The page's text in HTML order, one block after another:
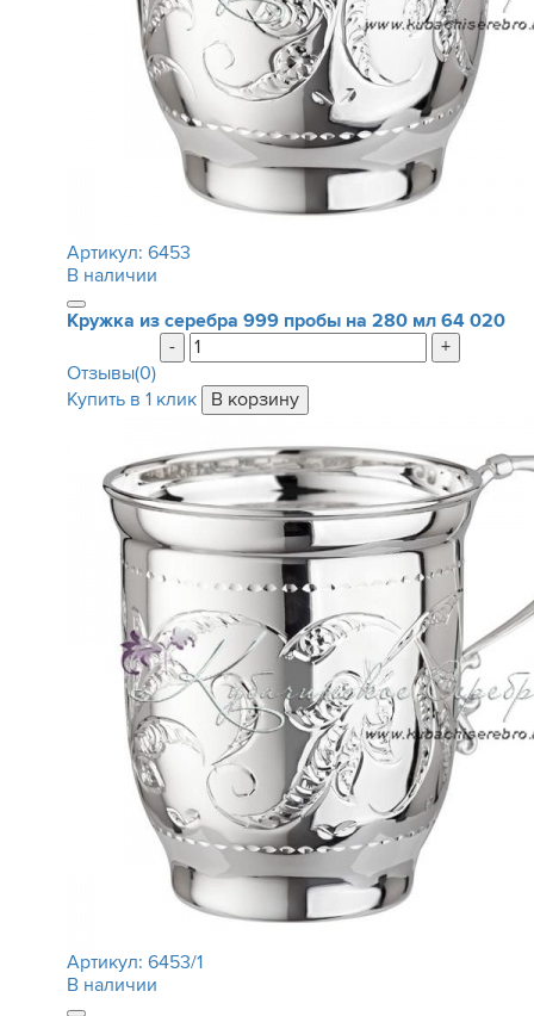
Артикул: 6453
В наличии
Кружка из серебра 999 пробы на 280 мл 64 020
-
+
Отзывы(0)
Купить в 1 клик
Артикул: 6453/1
В наличии